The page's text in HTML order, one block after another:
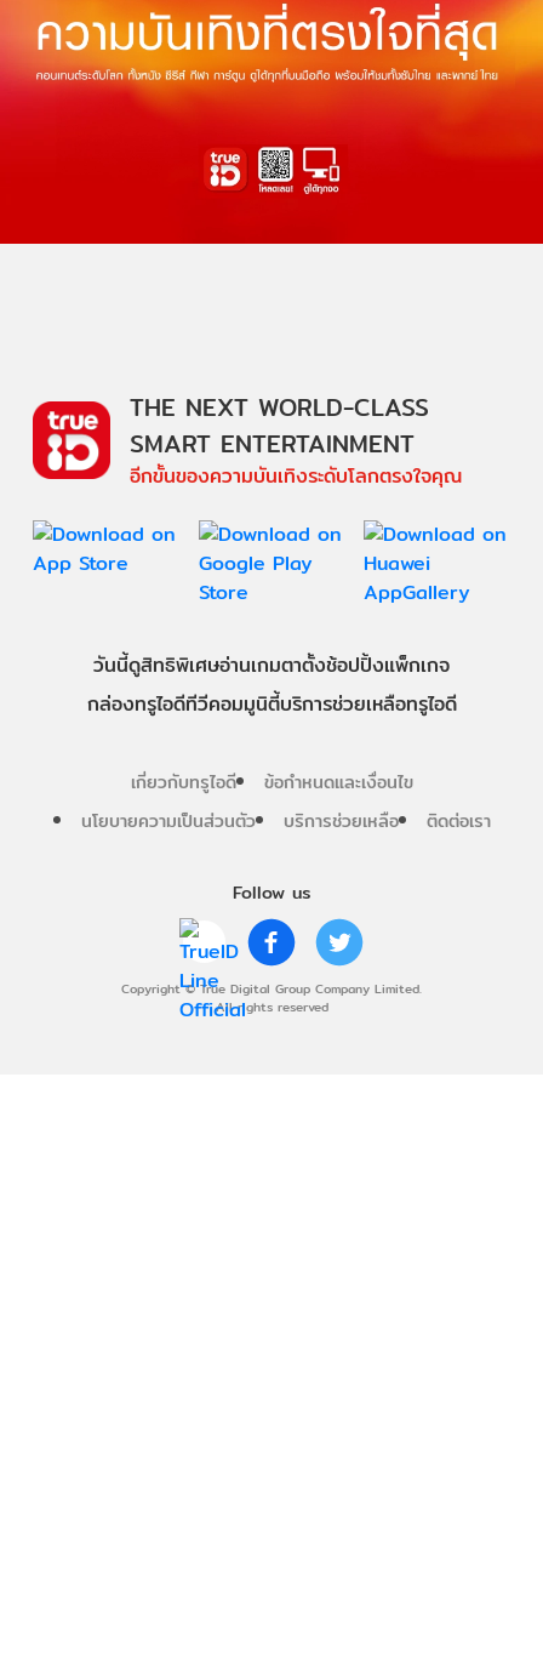
Follow us
Copyright © True Digital Group Company Limited.
All rights reserved
THE NEXT WORLD-CLASS
SMART ENTERTAINMENT
อีกขั้นของความบันเทิงระดับโลกตรงใจคุณ
วันนี้ดูสิทธิพิเศษอ่านเกมตาตั้งช้อปปิ้งแพ็กเกจ
กล่องทรูไอดีทีวีคอมมูนิตี้บริการช่วยเหลือทรูไอดี
เกี่ยวกับทรูไอดี
ข้อกำหนดและเงื่อนไข
นโยบายความเป็นส่วนตัว
บริการช่วยเหลือ ติดต่อเรา